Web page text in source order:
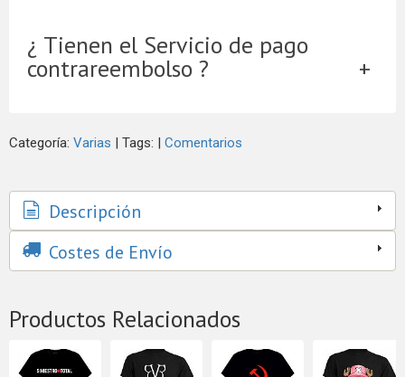
¿ Tienen el Servicio de pago
contrareembolso ?
Categoría: Varias | Tags: | Comentarios
Descripción
Costes de Envío
Productos Relacionados